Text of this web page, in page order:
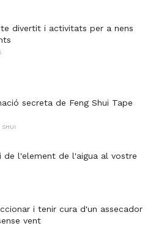
divertit i activitats per a nens
secreta de Feng Shui Tape
SHUI
de l'element de l'aigua al vostre
i tenir cura d'un assecador
vent